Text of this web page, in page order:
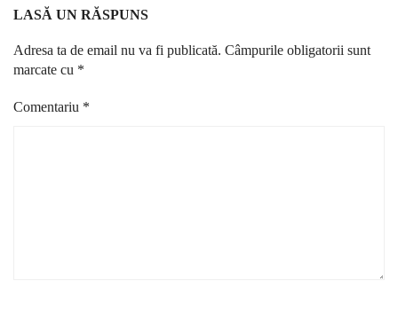
LASĂ UN RĂSPUNS
Adresa ta de email nu va fi publicată. Câmpurile obligatorii sunt
marcate cu *
Comentariu *